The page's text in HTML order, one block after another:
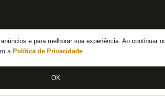
e para melhorar sua experiência. Ao continuar
a Política de Privacidade .
OK
Notícias do Botafogo
Fórum
Jogos